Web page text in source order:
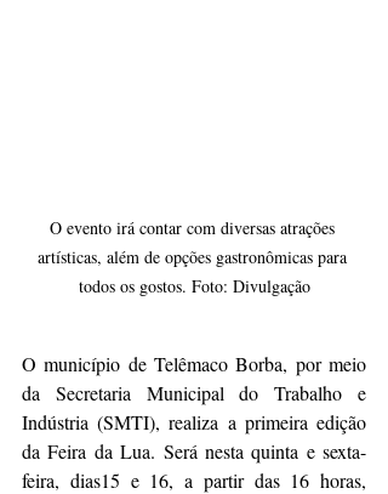
O evento irá contar com diversas atrações
artísticas, além de opções gastronômicas para
todos os gostos. Foto: Divulgação
O município de Telêmaco Borba, por meio
da Secretaria Municipal do Trabalho e
Indústria (SMTI), realiza a primeira edição
da Feira da Lua. Será nesta quinta e sexta-
feira, dias15 e 16, a partir das 16 horas,